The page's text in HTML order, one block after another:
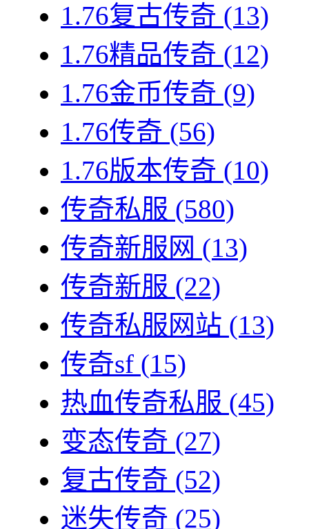
1.76复古传奇 (13)
1.76精品传奇 (12)
1.76金币传奇 (9)
1.76传奇 (56)
1.76版本传奇 (10)
传奇私服 (580)
传奇新服网 (13)
传奇新服 (22)
传奇私服网站 (13)
传奇sf (15)
热血传奇私服 (45)
变态传奇 (27)
复古传奇 (52)
迷失传奇 (25)